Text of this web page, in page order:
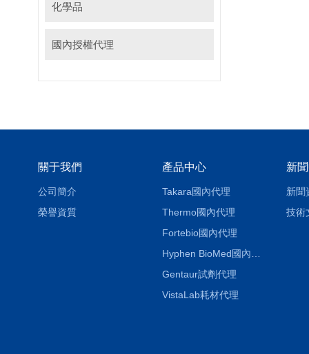
化學品
國內授權代理
關于我們
公司簡介
榮譽資質
產品中心
Takara國內代理
Thermo國內代理
Fortebio國內代理
Gentaur試劑代理
VistaLab耗材代理
新
新聞
技術